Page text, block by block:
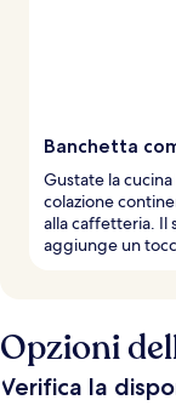
Banchetta
Gustate la
colazione
alla caffetteria. Il
aggiunge un
Opzioni
Verifica la